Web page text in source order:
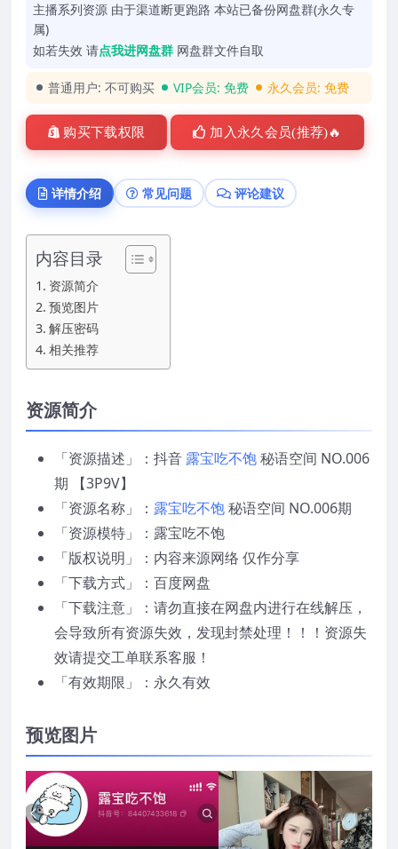
主播系列资源 由于渠道断更跑路 本站已备份网盘群(永久专
属)
如若失效 请点我进网盘群 网盘群文件自取
普通用户: 不可购买 VIP会员: 免费 永久会员: 免费
购买下载权限 加入永久会员(推荐)🔥
详情介绍 常见问题 评论建议
内容目录
资源简介
预览图片
解压密码
相关推荐
资源简介
「资源描述」：抖音 露宝吃不饱秘语空间 NO.006
期 【3P9V】
「资源名称」： 露宝吃不饱秘语空间 NO.006期
「资源模特」：露宝吃不饱
「版权说明」：内容来源网络 仅作分享
「下载方式」：百度网盘
「下载注意」：请勿直接在网盘内进行在线解压，
会导致所有资源失效，发现封禁处理！！！资源失
效请提交工单联系客服！
「有效期限」：永久有效
预览图片